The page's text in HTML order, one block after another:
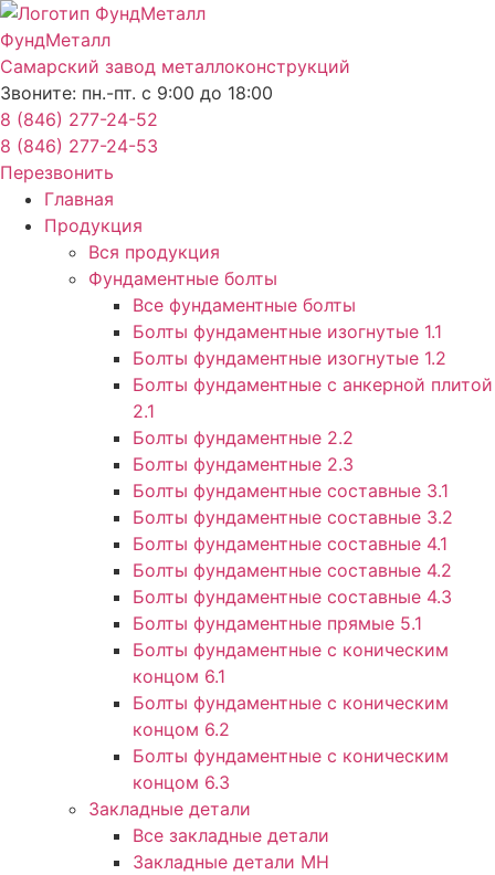
Перейти
к
содержимому
ФундМеталл
Самарский завод металлоконструкций
Звоните: пн.-пт. с 9:00 до 18:00
8 (846) 277-24-52
8 (846) 277-24-53
Перезвонить
Главная
Продукция
Вся продукция
Фундаментные болты
Все фундаментные болты
Болты фундаментные изогнутые 1.1
Болты фундаментные изогнутые 1.2
Болты фундаментные с анкерной плитой
2.1
Болты фундаментные 2.2
Болты фундаментные 2.3
Болты фундаментные составные 3.1
Болты фундаментные составные 3.2
Болты фундаментные составные 4.1
Болты фундаментные составные 4.2
Болты фундаментные составные 4.3
Болты фундаментные прямые 5.1
Болты фундаментные с коническим
концом 6.1
Болты фундаментные с коническим
концом 6.2
Болты фундаментные с коническим
концом 6.3
Закладные детали
Все закладные детали
Закладные детали МН